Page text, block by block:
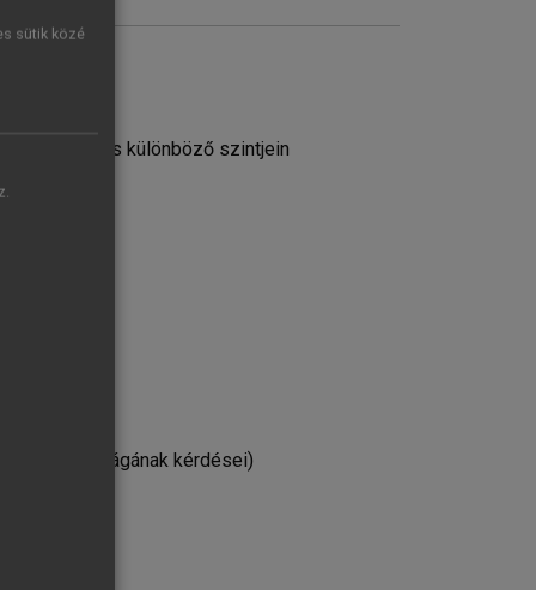
a közoktatás különböző szintjein
taníthatóságának kérdései)
sütik közé